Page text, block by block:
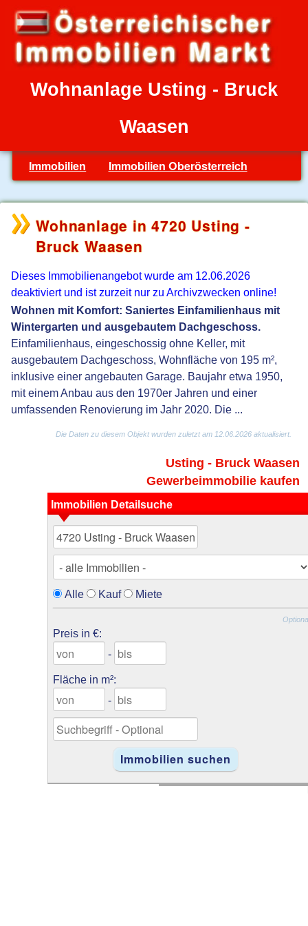
Wohnanlage Usting - Bruck
Waasen
Immobilien Immobilien Oberösterreich
Wohnanlage in 4720 Usting -
Bruck Waasen
Dieses Immobilienangebot wurde am 12.06.2026
deaktiviert und ist zurzeit nur zu Archivzwecken online!
Wohnen mit Komfort: Saniertes Einfamilienhaus mit
Wintergarten und ausgebautem Dachgeschoss.
Einfamilienhaus, eingeschossig ohne Keller, mit
ausgebautem Dachgeschoss, Wohnfläche von 195 m²,
inklusive einer angebauten Garage. Baujahr etwa 1950,
mit einem Anbau aus den 1970er Jahren und einer
umfassenden Renovierung im Jahr 2020. Die ...
Die Daten zu diesem Objekt wurden zuletzt am 12.06.2026 aktualisiert.
Usting - Bruck Waasen
Gewerbeimmobilie kaufen
Immobilien Detailsuche
Alle Kauf Miete
Preis in €:
-
Fläche in m²:
-